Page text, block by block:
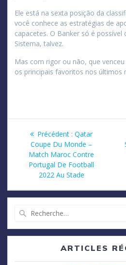
Ele está na sexta posição da
você conhece as estratégias de
capacetes. O Banker só é possível
Sistema, talvez.
Mas com rigor ou não, que
os principais favoritos nos últimos
Navigation
l’article
Précédent : Article
précédent
:
Qatar
Coupe Du Monde –
Match Maroc Contre
Portugal De Football
2022 Au Stade
:
ARTICLES